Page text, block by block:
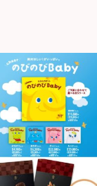
門
店